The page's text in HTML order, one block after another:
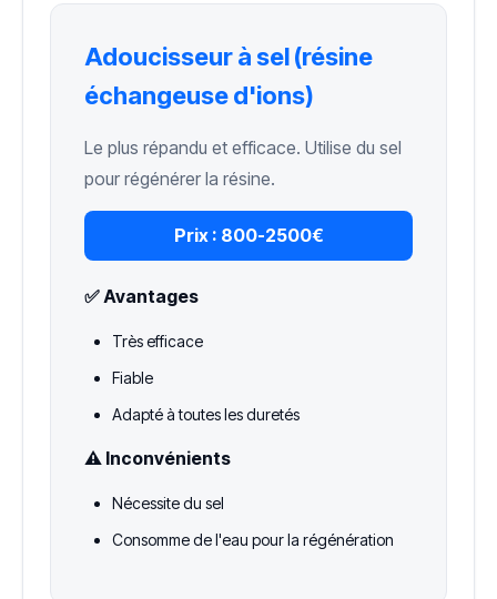
Adoucisseur à sel (résine
échangeuse d'ions)
Le plus répandu et efficace. Utilise du sel
pour régénérer la résine.
Prix : 800-2500€
✅ Avantages
Très efficace
Fiable
Adapté à toutes les duretés
⚠️ Inconvénients
Nécessite du sel
Consomme de l'eau pour la régénération